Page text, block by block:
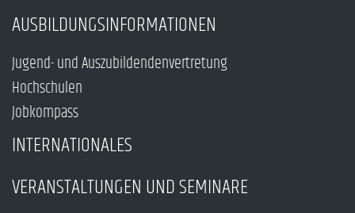
AUSBILDUNGSINFORMATIONEN
Jugend- und Auszubildendenvertretung
Hochschulen
Jobkompass
INTERNATIONALES
VERANSTALTUNGEN UND SEMINARE